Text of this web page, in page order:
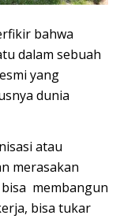
bahwa
dalam sebuah
yang
dunia
atau
merasakan
membangun
bisa tukar